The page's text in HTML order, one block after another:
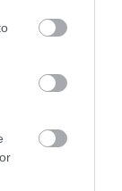
a
került az Igali
a Sziget